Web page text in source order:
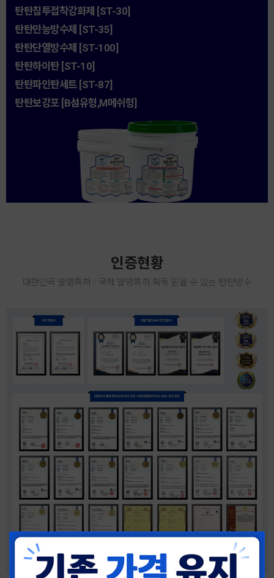
탄탄침투접착강화제 [ST-30]
탄탄만능방수제 [ST-35]
탄탄단열방수제 [ST-100]
탄탄하이탄 [ST-10]
탄탄파인탄세트 [ST-87]
탄탄보강포 [B섬유형,M메쉬형]
인증현황
대한민국 발명특허 / 국제 발명특허 획득 믿을 수 있는 탄탄방수